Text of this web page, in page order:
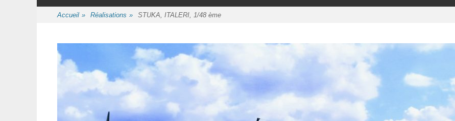
contenu
Accueil » Réalisations » STUKA, ITALERI, 1/48 ème